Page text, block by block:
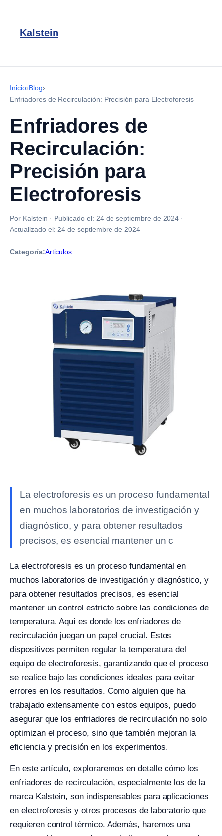
Kalstein
Inicio›Blog›
Enfriadores de Recirculación: Precisión para Electroforesis
Enfriadores de
Recirculación:
Precisión para
Electroforesis
Por Kalstein · Publicado el: 24 de septiembre de 2024 ·
Actualizado el: 24 de septiembre de 2024
Categoría:Articulos
La electroforesis es un proceso fundamental
en muchos laboratorios de investigación y
diagnóstico, y para obtener resultados
precisos, es esencial mantener un c
La electroforesis es un proceso fundamental en
muchos laboratorios de investigación y diagnóstico, y
para obtener resultados precisos, es esencial
mantener un control estricto sobre las condiciones de
temperatura. Aquí es donde los enfriadores de
recirculación juegan un papel crucial. Estos
dispositivos permiten regular la temperatura del
equipo de electroforesis, garantizando que el proceso
se realice bajo las condiciones ideales para evitar
errores en los resultados. Como alguien que ha
trabajado extensamente con estos equipos, puedo
asegurar que los enfriadores de recirculación no solo
optimizan el proceso, sino que también mejoran la
eficiencia y precisión en los experimentos.
En este artículo, exploraremos en detalle cómo los
enfriadores de recirculación, especialmente los de la
marca Kalstein, son indispensables para aplicaciones
en electroforesis y otros procesos de laboratorio que
requieren control térmico. Además, haremos una